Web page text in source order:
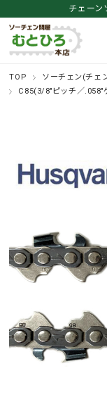
チェーン
TOP ソーチェン(チェ
C85(3/8"ピッチ／.058"